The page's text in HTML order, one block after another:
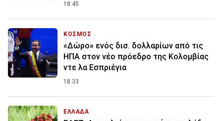
18:45
ΚΟΣΜΟΣ
«Δώρο» ενός δισ. δολλαρίων από τις
ΗΠΑ στον νέο πρόεδρο της Κολομβίας
ντε λα Εσπριέγια
18:33
ΕΛΛΑΔΑ